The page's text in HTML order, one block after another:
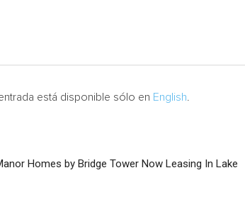
está disponible sólo en English
Homes by Bridge Tower Now Leasing In Lake